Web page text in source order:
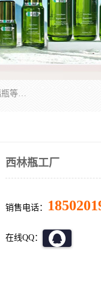
广州乐鑫玻璃制品有限公司是一家专业从事化妆品瓶子、化妆品玻璃瓶子、膏霜瓶、化妆品玻璃瓶等产品的集开发研制、生产、销售于一体的实业型玻璃制品生产企业。产品从设计、开模、试样、生产、蒙砂、抛光、喷涂、高低温单色及多色印刷，烫金（银）到交货实现一条龙服务。
西林瓶工厂
销售电话：
在线QQ：